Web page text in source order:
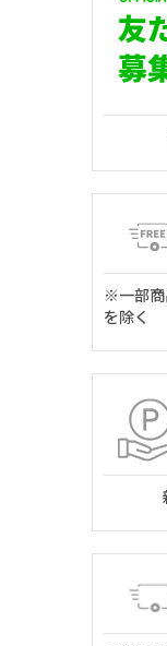
※一部商
を除く